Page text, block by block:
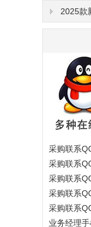
2025款
采购联系
采购联系
采购联系
采购联系
采购联系
业务经理